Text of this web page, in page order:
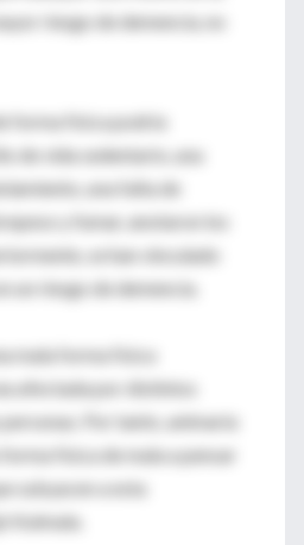
riesgo de demencia, no
forma física podría
de vida sedentario, una
una falta de
y fumar, anotaron los
se han vinculado
un riesgo de demencia.
mala forma física
afectada por distintos
Por tanto, animaría
forma física de mala a pensar
subyacen a esta
Kulmala.